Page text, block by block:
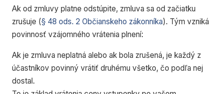
Ak od zmluvy platne odstúpite, zmluva sa od začiatku
zrušuje (§ 48 ods. 2 Občianskeho zákonníka). Tým vzniká
povinnosť vzájomného vrátenia plnení:
Ak je zmluva neplatná alebo ak bola zrušená, je každý z
účastníkov povinný vrátiť druhému všetko, čo podľa nej
dostal.